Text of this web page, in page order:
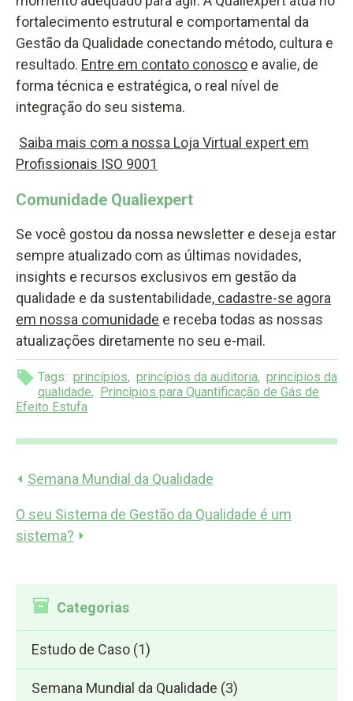
fortalecimento estrutural e comportamental da
Gestão da Qualidade conectando método, cultura e
resultado. Entre em contato conosco e avalie, de
forma técnica e estratégica, o real nível de
integração do seu sistema.
Saiba mais com a nossa Loja Virtual expert em
Profissionais ISO 9001
Comunidade Qualiexpert
Se você gostou da nossa newsletter e deseja estar
sempre atualizado com as últimas novidades,
insights e recursos exclusivos em gestão da
qualidade e da sustentabilidade, cadastre-se agora
em nossa comunidade e receba todas as nossas
atualizações diretamente no seu e-mail.
Tags: princípios, princípios da auditoria, princípios da
qualidade, Princípios para Quantificação de Gás de
Efeito Estufa
⏴ Semana Mundial da Qualidade
O seu Sistema de Gestão da Qualidade é um
sistema? ⏵
Categorias
Estudo de Caso (1)
Semana Mundial da Qualidade (3)